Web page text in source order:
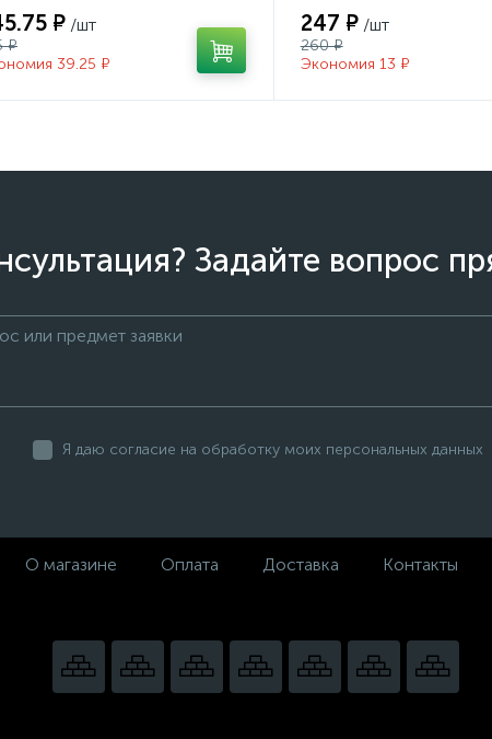
₽ /шт
₽
39.25 ₽
247 ₽ /шт
260 ₽
Экономия 13 ₽
Задайте вопрос
Я даю согласие на обработку моих персональных данных
О магазине Оплата Доставка Контакты